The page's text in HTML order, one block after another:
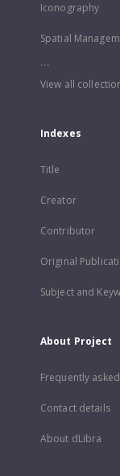
Iconography
Spatial
...
View all
Indexes
Title
Creator
Contributor
Original
Subject and
About Project
Frequently
Contact details
About dLibra